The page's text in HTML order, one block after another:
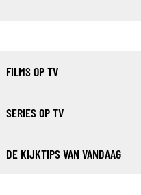
FILMS OP TV
SERIES OP TV
DE KIJKTIPS VAN VANDAAG